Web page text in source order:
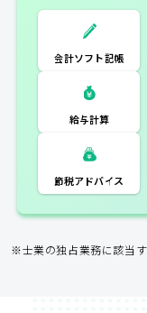
会計ソフト記
帳
税務相談
登記申請
アドバイス
※士業の独占業務に該当